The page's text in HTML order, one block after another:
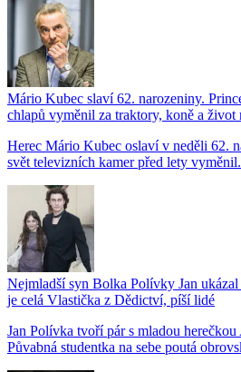
Mário Kubec slaví 62. narozeniny.
chlapů vyměnil za traktory, koně a život
Herec Mário Kubec oslaví v neděli 62.
svět televizních kamer před lety
Nejmladší syn Bolka Polívky Jan
je celá Vlastička z Dědictví, píší lidé
Jan Polívka tvoří pár s mladou
Půvabná studentka na sebe poutá